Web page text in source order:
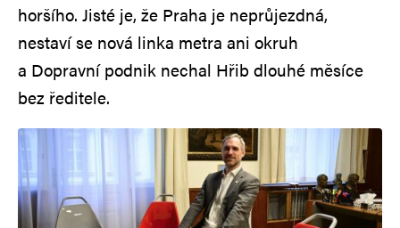
horšího. Jisté je, že Praha je neprůjezdná,
nestaví se nová linka metra ani okruh
a Dopravní podnik nechal Hřib dlouhé měsíce
bez ředitele.